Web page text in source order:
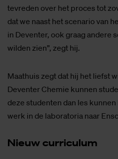
tevreden over het proces tot
dat we naast het scenario van
in Deventer, ook graag andere
wilden zien”, zegt hij.
Maathuis zegt dat hij het liefst
Deventer Chemie kunnen
deze studenten dan les
werk in de laboratoria naar
Nieuw cur­ri­cu­lum